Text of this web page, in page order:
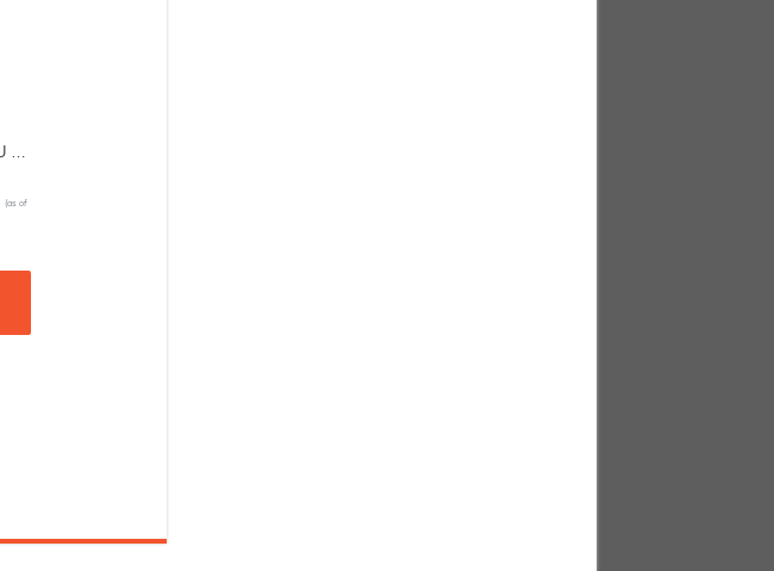
Cander Berlin MNU 1030 Kinderwanduhr (Ø) 30,5 cm Kinder Wanduhr mit lautlosem Uhrenwerk und farbenfrohem Design – Ablesen der Uhrzeit lernen
(as of